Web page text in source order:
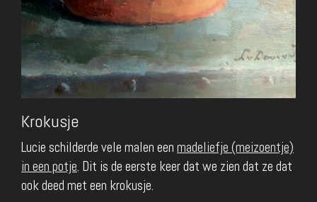
Krokusje
Lucie schilderde vele malen een madeliefje (meizoentje)
in een potje. Dit is de eerste keer dat we zien dat ze dat
ook deed met een krokusje.